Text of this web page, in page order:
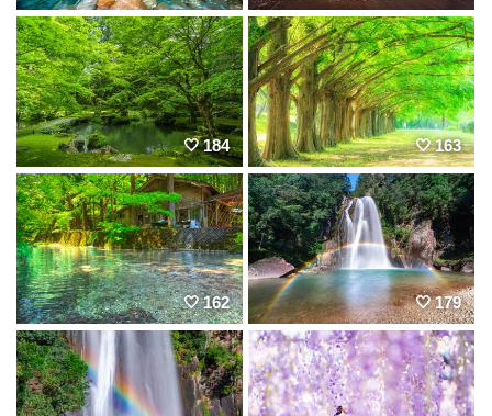
184 163
162 179